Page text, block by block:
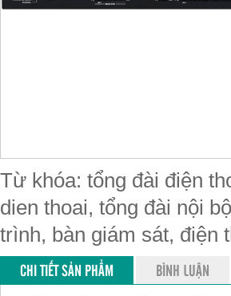
Từ khóa: tổng đài điện
dien thoai, tổng đài nội
trình, bàn giám sát, điện
CHI TIẾT SẢN PHẨM BÌNH LUẬN